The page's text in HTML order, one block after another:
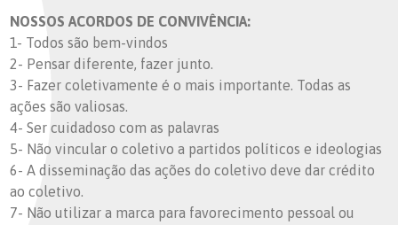
NOSSOS ACORDOS DE CONVIVÊNCIA:
1- Todos são bem-vindos
2- Pensar diferente, fazer junto.
3- Fazer coletivamente é o mais importante. Todas as
ações são valiosas.
4- Ser cuidadoso com as palavras
5- Não vincular o coletivo a partidos políticos e ideologias
6- A disseminação das ações do coletivo deve dar crédito
ao coletivo.
7- Não utilizar a marca para favorecimento pessoal ou